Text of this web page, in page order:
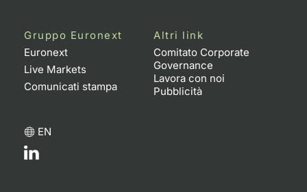
Gruppo Euronext
Euronext
Live Markets
Comunicati stampa
Altri link
Comitato Corporate
Governance
Lavora con noi
Pubblicità
EN